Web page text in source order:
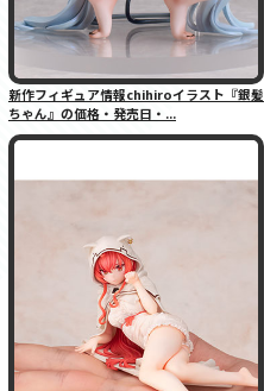
新作フィギュア情報chihiroイラスト『銀髪
ちゃん』の価格・発売日・...